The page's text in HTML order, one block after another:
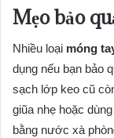
Mẹo bảo
Nhiều loại móng
dụng nếu bạn bảo
sạch lớp keo cũ
giũa nhẹ hoặc
bằng nước xà